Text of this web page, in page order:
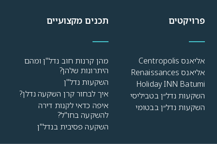
פרויקטים
אליאנס Centropolis
אליאנס Renaissances
Holiday INN Batumi
השקעות נדל״ן בטביליסי
השקעות נדל״ן בבטומי
תכנים מקצועיים
מהן קרנות חוב נדל"ן ומהם
היתרונות שלהן?
השקעות נדל"ן
איך לבחור קרן השקעה נדלן?
איפה כדאי לקנות דירה
להשקעה בחו"ל?
השקעה פסיבית בנדל"ן